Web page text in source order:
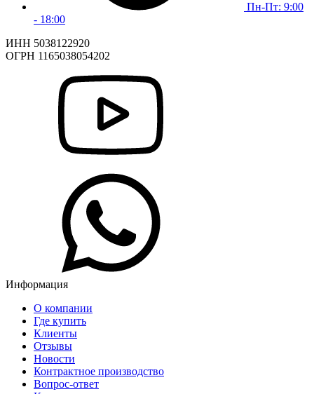
Пн-Пт: 9:00
- 18:00
ИНН 5038122920
ОГРН 1165038054202
Информация
О компании
Где купить
Клиенты
Отзывы
Новости
Контрактное производство
Вопрос-ответ